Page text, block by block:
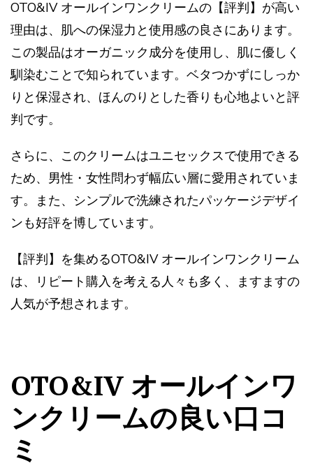
OTO&IV オールインワンクリームの【評判】が高い
理由は、肌への保湿力と使用感の良さにあります。
この製品はオーガニック成分を使用し、肌に優しく
馴染むことで知られています。ベタつかずにしっか
りと保湿され、ほんのりとした香りも心地よいと評
判です。
さらに、このクリームはユニセックスで使用できる
ため、男性・女性問わず幅広い層に愛用されていま
す。また、シンプルで洗練されたパッケージデザイ
ンも好評を博しています。
【評判】を集めるOTO&IV オールインワンクリーム
は、リピート購入を考える人々も多く、ますますの
人気が予想されます。
OTO&IV オールインワ
ンクリームの良い口コ
ミ